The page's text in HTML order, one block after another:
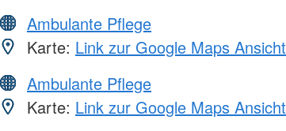
Ambulante Pflege
Karte: Link zur Google Maps Ansicht
Ambulante Pflege
Karte: Link zur Google Maps Ansicht